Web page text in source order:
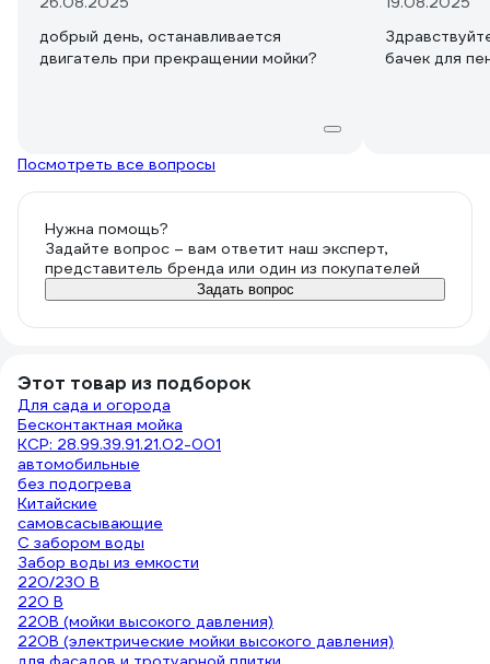
добрый день, останавливается
двигатель при прекращении мойки?
бачек для
Посмотреть все вопросы
Нужна помощь?
Задайте вопрос – вам ответит наш эксперт,
представитель бренда или один из покупателей
Задать вопрос
Этот товар из подборок
Для сада и огорода
Бесконтактная мойка
КСР: 28.99.39.91.21.02-001
автомобильные
без подогрева
Китайские
самовсасывающие
С забором воды
Забор воды из емкости
220/230 В
220 В
220В (мойки высокого давления)
220В (электрические мойки высокого давления)